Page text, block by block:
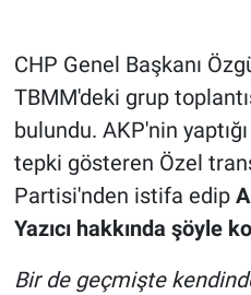
CHP Genel Başkanı
TBMM'deki grup
bulundu. AKP'nin
tepki gösteren Özel
Partisi'nden istifa edip
Yazıcı hakkında şöyle
Bir de geçmişte
Günün görüntüsü
Haber
İlan
Kimdir
Koronavirüs